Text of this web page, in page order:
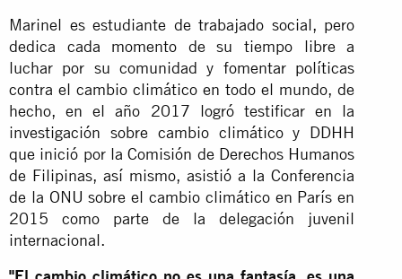
Marinel es estudiante de trabajado social, pero
dedica cada momento de su tiempo libre a
luchar por su comunidad y fomentar políticas
contra el cambio climático en todo el mundo, de
hecho, en el año 2017 logró testificar en la
investigación sobre cambio climático y DDHH
que inició por la Comisión de Derechos Humanos
de Filipinas, así mismo, asistió a la Conferencia
de la ONU sobre el cambio climático en París en
2015 como parte de la delegación juvenil
internacional.